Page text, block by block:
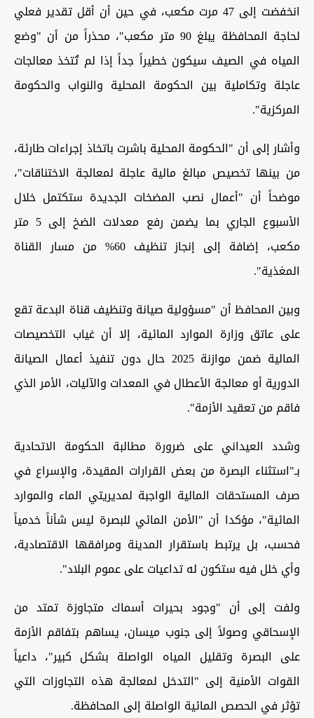
انخفضت إلى 47 مرت مكعب، في حين أن أقل تقدير فعلي
لحاجة المحافظة يبلغ 90 متر مكعب"، محذراً من أن "وضع
المياه في الصيف سيكون خطيراً جداً إذا لم تُتخذ معالجات
عاجلة وتكاملية بين الحكومة المحلية والنواب والحكومة
المركزية".
وأشار إلى أن "الحكومة المحلية باشرت باتخاذ إجراءات طارئة،
من بينها تخصيص مبالغ مالية عاجلة لمعالجة الاختناقات"،
موضحاً أن "أعمال نصب المضخات الجديدة ستكتمل خلال
الأسبوع الجاري بما يضمن رفع معدلات الضخ إلى 5 متر
مكعب، إضافة إلى إنجاز تنظيف 60% من مسار القناة
المغذية".
وبين المحافظ أن "مسؤولية صيانة وتنظيف قناة البدعة تقع
على عاتق وزارة الموارد المائية، إلا أن غياب التخصيصات
المالية ضمن موازنة 2025 حال دون تنفيذ أعمال الصيانة
الدورية أو معالجة الأعطال في المعدات والآليات، الأمر الذي
فاقم من تعقيد الأزمة".
وشدد العيداني على ضرورة مطالبة الحكومة الاتحادية
بـ"استثناء البصرة من بعض القرارات المقيدة، والإسراع في
صرف المستحقات المالية الواجبة لمديريتي الماء والموارد
المائية"، مؤكدا أن "الأمن المائي للبصرة ليس شأناً خدمياً
فحسب، بل يرتبط باستقرار المدينة ومرافقها الاقتصادية،
وأي خلل فيه ستكون له تداعيات على عموم البلاد".
ولفت إلى أن "وجود بحيرات أسماك متجاوزة تمتد من
الإسحاقي وصولاً إلى جنوب ميسان، يساهم بتفاقم الأزمة
على البصرة وتقليل المياه الواصلة بشكل كبير"، داعياً
القوات الأمنية إلى "التدخل لمعالجة هذه التجاوزات التي
تؤثر في الحصص المائية الواصلة إلى المحافظة.